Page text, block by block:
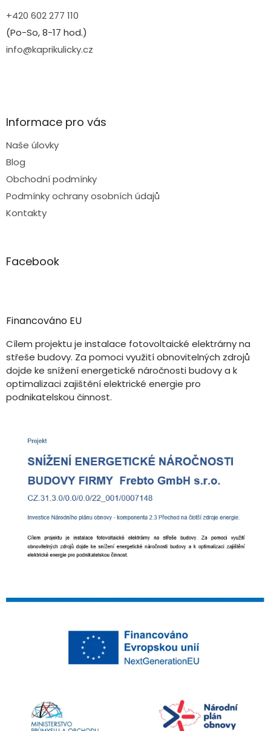
+420 602 277 110
(Po-So, 8-17 hod.)
info@kaprikulicky.cz
Informace pro vás
Naše úlovky
Blog
Obchodní podmínky
Podmínky ochrany osobních údajů
Kontakty
Facebook
Financováno EU
Cílem projektu je instalace fotovoltaické elektrárny na
střeše budovy. Za pomoci využití obnovitelných zdrojů
dojde ke snížení energetické náročnosti budovy a k
optimalizaci zajištění elektrické energie pro
podnikatelskou činnost.